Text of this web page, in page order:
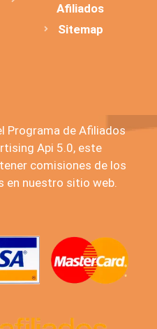
Afiliados
Sitemap
Programa de Afiliados
Api 5.0, este
comisiones de los
en nuestro sitio web.